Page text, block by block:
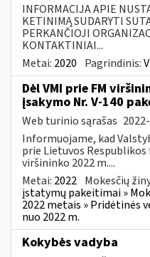
INFORMACIJA APIE
KETINIMĄ SUDARYTI
PERKANČIOJI
KONTAKTINIAI...
Metai: 2020 Pagrindinis:
Dėl VMI prie FM
įsakymo Nr. V-140
Web turinio sąrašas
Informuojame, kad
prie Lietuvos
viršininko 2022 m....
Metai: 2022 Mokesčių
įstatymų pakeitimai »
2022 metais » Pridėtinės
nuo 2022 m.
Kokybės vadyba